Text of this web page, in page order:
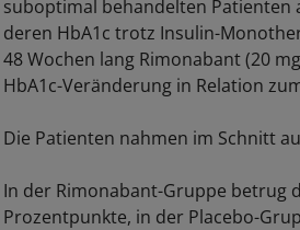
suboptimal behandelten Patienten
deren HbA1c trotz Insulin-
48 Wochen lang Rimonabant (20
HbA1c-Veränderung in Relation
Die Patienten nahmen im Schnitt
In der Rimonabant-Gruppe betrug
Prozentpunkte, in der Placebo-